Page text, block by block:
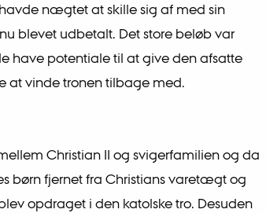
nægtet at skille sig af med sin
blevet udbetalt. Det store beløb var
have potentiale til at give den afsatte
at vinde tronen tilbage med.
Christian II og svigerfamilien og da
børn fjernet fra Christians varetægt og
opdraget i den katolske tro. Desuden